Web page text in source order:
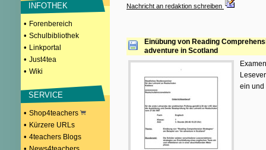
INFOTHEK
• Forenbereich
• Schulbibliothek
• Linkportal
• Just4tea
• Wiki
SERVICE
• Shop4teachers
• Kürzere URLs
• 4teachers Blogs
Nachricht an redaktion schreiben
Einübung von Reading
adventure in Scotland
ein und